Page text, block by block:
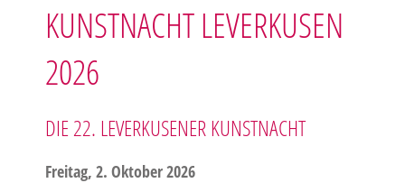
KUNSTNACHT LEVERKUSEN
2026
DIE 22. LEVERKUSENER KUNSTNACHT
Freitag, 2. Oktober 2026